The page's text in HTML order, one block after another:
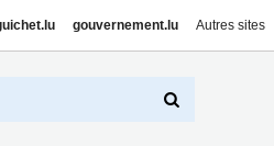
gouvernement.lu Autres sites